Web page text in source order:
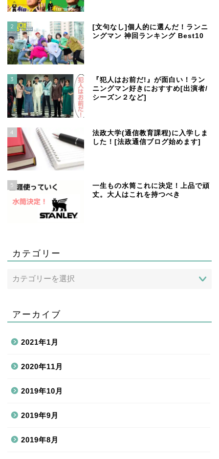
2
[文句なし]個人的に選んだ！ランニ
ングマン 神回ランキング Best10
3
『犯人はお前だ!』が面白い！ラン
ニングマン好きにおすすめ[出演者/
シーズン２など]
4
法政大学(通信教育課程)に入学しま
した！[法政通信ブログ始めます]
5
一生もの水筒これに決定！上品で頑
丈。大人はこれを持つべき
カテゴリー
アーカイブ
2021年1月
2020年11月
2019年10月
2019年9月
2019年8月